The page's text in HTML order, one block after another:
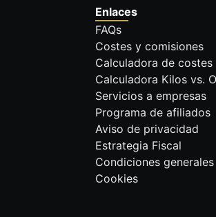
Enlaces
FAQs
Costes y comisiones
Calculadora de costes
Calculadora Kilos vs.
Servicios a empresas
Programa de afiliados
Aviso de privacidad
Estrategia Fiscal
Condiciones generales
Cookies